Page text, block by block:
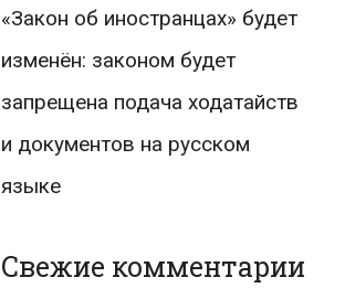
«Закон об иностранцах» будет
изменён: законом будет
запрещена подача ходатайств
и документов на русском
языке
Свежие комментарии